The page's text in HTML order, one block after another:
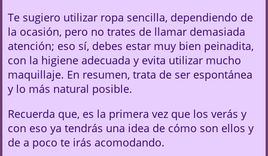
Te sugiero utilizar ropa sencilla, dependiendo de
la ocasión, pero no trates de llamar demasiada
atención; eso sí, debes estar muy bien peinadita,
con la higiene adecuada y evita utilizar mucho
maquillaje. En resumen, trata de ser espontánea
y lo más natural posible.
Recuerda que, es la primera vez que los verás y
con eso ya tendrás una idea de cómo son ellos y
de a poco te irás acomodando.